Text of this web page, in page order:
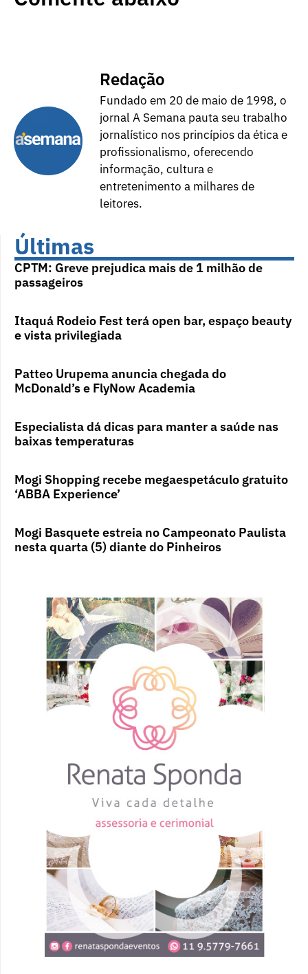
Redação
Fundado em 20 de maio de 1998, o
jornal A Semana pauta seu trabalho
jornalístico nos princípios da ética e
profissionalismo, oferecendo
informação, cultura e
entretenimento a milhares de
leitores.
Últimas
CPTM: Greve prejudica mais de 1 milhão de
passageiros
Itaquá Rodeio Fest terá open bar, espaço beauty
e vista privilegiada
Patteo Urupema anuncia chegada do
McDonald’s e FlyNow Academia
Especialista dá dicas para manter a saúde nas
baixas temperaturas
Mogi Shopping recebe megaespetáculo gratuito
‘ABBA Experience’
Mogi Basquete estreia no Campeonato Paulista
nesta quarta (5) diante do Pinheiros